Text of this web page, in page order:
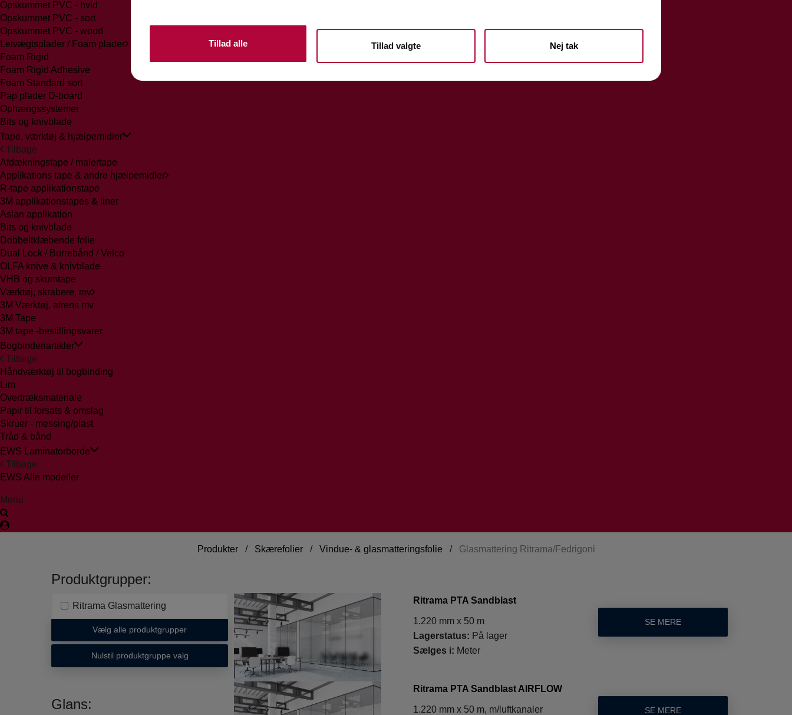
Tillad alle Tillad valgte Nej tak
Opskummet PVC - hvid
Opskummet PVC - sort
Opskummet PVC - wood
Letvægtsplader / Foam plader
Foam Rigid
Foam Rigid Adhesive
Foam Standard sort
Pap plader D-board
Ophængssystemer
Bits og knivblade
Tape, værktøj & hjælpemidler
Tilbage
Afdækningstape / malertape
Applikations tape & andre hjælpemidler
R-tape applikationstape
3M applikationstapes & liner
Aslan applikation
Bits og knivblade
Dobbeltklæbende folie
Dual Lock / Burrebånd / Velco
OLFA knive & knivblade
VHB og skumtape
Værktøj, skrabere, mv
3M Værktøj, afrens mv
3M Tape
3M tape -bestillingsvarer
Bogbinderiartikler
Tilbage
Håndværktøj til bogbinding
Lim
Overtræksmateriale
Papir til forsats & omslag
Skruer - messing/plast
Tråd & bånd
EWS Laminatorborde
Tilbage
EWS Alle modeller
Menu
Produkter/ Skærefolier/ Vindue- & glasmatteringsfolie / Glasmattering Ritrama/Fedrigoni
Produktgrupper:
Ritrama Glasmattering
Vælg alle produktgrupper
Nulstil produktgruppe valg
Glans:
Ritrama PTA Sandblast
1.220 mm x 50 m
Lagerstatus: På lager
Sælges i: Meter
SE MERE
Ritrama PTA Sandblast AIRFLOW
1.220 mm x 50 m, m/luftkanaler SE MERE